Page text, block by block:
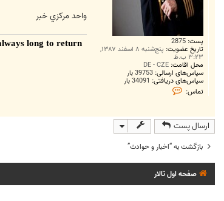
پست: 2875
تاریخ عضویت: پنج‌شنبه ۸ اسفند ۱۳۸۷,
۳:۲۳ ب.ظ
محل اقامت:
سپاس‌های ارسالی: 39753 بار
سپاس‌های دریافتی: 34091 بار
تماس:
ت
C
A
P
T
A
P
I
واحد مرکزي خبر
long to return
ارسال پست
بازگشت به “اخبار و حوادث”
صفحه اول تالار